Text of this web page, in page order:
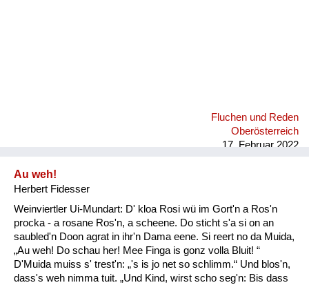
Fluchen und Reden
Oberösterreich
17. Februar 2022
Au weh!
Herbert Fidesser
Weinviertler Ui-Mundart: D' kloa Rosi wü im Gort'n a Ros'n
procka - a rosane Ros'n, a scheene. Do sticht s'a si on an
saubled'n Doon agrat in ihr'n Dama eene. Si reert no da Muida,
„Au weh! Do schau her! Mee Finga is gonz volla Bluit! “
D'Muida muiss s' trest'n: „'s is jo net so schlimm.“ Und blos'n,
dass's weh nimma tuit. „Und Kind, wirst scho seg'n: Bis dass